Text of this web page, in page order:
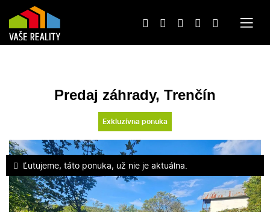
Predaj záhrady, Trenčín
Exkluzívna ponuka
Ľutujeme, táto ponuka, už nie je aktuálna.